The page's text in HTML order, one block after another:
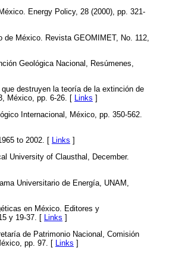
Energy Policy, 28 (2000), pp. 321-
México. Revista GEOMIMET, No. 112,
Geológica Nacional, Resúmenes,
destruyen la teoría de la extinción de
México, pp. 6-26. [
Links ]
Internacional, México, pp. 350-562.
to 2002. [ Links ]
University of Clausthal, December.
Universitario de Energía, UNAM,
en México. Editores y
y 19-37. [
Links ]
de Patrimonio Nacional, Comisión
pp. 97. [ Links ]